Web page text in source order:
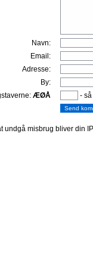
Navn:
Email:
Adresse:
By:
ÆØÅ -
undgå misbrug bliver din